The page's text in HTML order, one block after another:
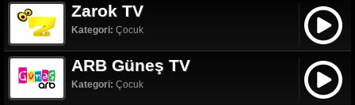
Zarok TV
Kategori: Çocuk
ARB Güneş TV
Kategori: Çocuk